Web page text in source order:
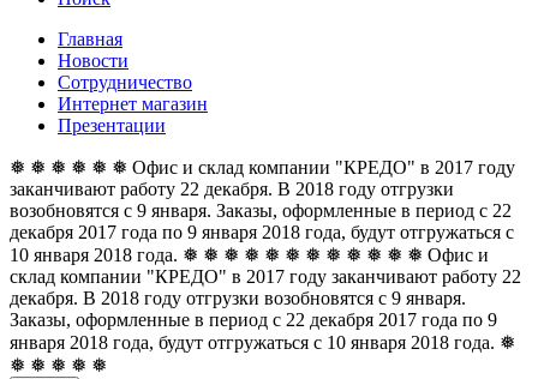
Главная
Новости
Сотрудничество
Интернет магазин
Презентации
❅ ❅ ❅ ❅ ❅ ❅ Офис и склад компании "КРЕДО" в 2017 году
заканчивают работу 22 декабря. В 2018 году отгрузки
возобновятся с 9 января. Заказы, оформленные в период с 22
декабря 2017 года по 9 января 2018 года, будут отгружаться с
10 января 2018 года. ❅ ❅ ❅ ❅ ❅ ❅ ❅ ❅ ❅ ❅ ❅ ❅ Офис и
склад компании "КРЕДО" в 2017 году заканчивают работу 22
декабря. В 2018 году отгрузки возобновятся с 9 января.
Заказы, оформленные в период с 22 декабря 2017 года по 9
января 2018 года, будут отгружаться с 10 января 2018 года. ❅
❅ ❅ ❅ ❅ ❅